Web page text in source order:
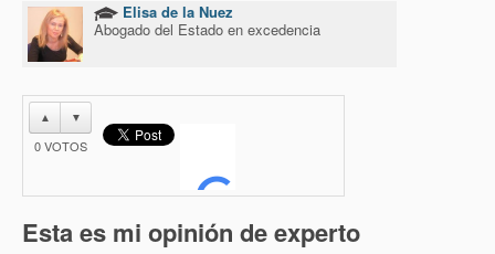
Elisa de la Nuez
Abogado del Estado en excedencia
▲ ▼
0VOTOS
Esta es mi opinión de experto